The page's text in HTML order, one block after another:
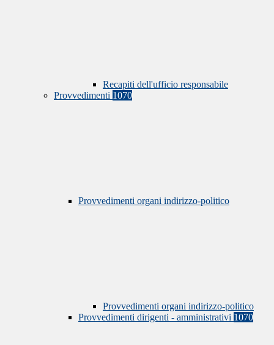
Recapiti dell'ufficio responsabile
Provvedimenti 1070
Provvedimenti organi indirizzo-politico
Provvedimenti organi indirizzo-politico
Provvedimenti dirigenti - amministrativi 1070